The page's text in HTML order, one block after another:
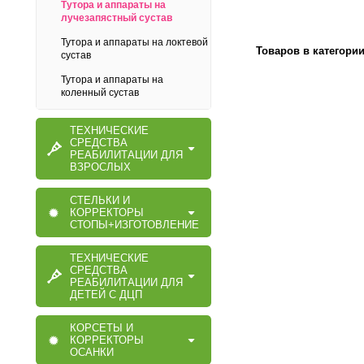
Тутора и аппараты на
лучезапястный сустав
Тутора и аппараты на локтевой
сустав
Тутора и аппараты на
коленный сустав
ТЕХНИЧЕСКИЕ
СРЕДСТВА
РЕАБИЛИТАЦИИ ДЛЯ
ВЗРОСЛЫХ
СТЕЛЬКИ И
КОРРЕКТОРЫ
СТОПЫ+ИЗГОТОВЛЕНИЕ
ТЕХНИЧЕСКИЕ
СРЕДСТВА
РЕАБИЛИТАЦИИ ДЛЯ
ДЕТЕЙ С ДЦП
КОРСЕТЫ И
КОРРЕКТОРЫ
ОСАНКИ
Товаров в